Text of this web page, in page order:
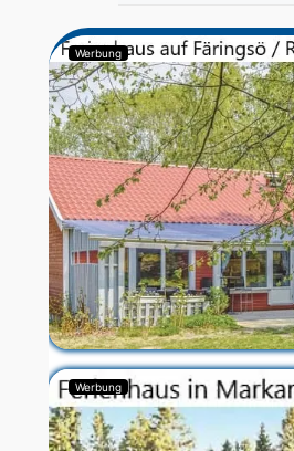
Werbung
Werbung